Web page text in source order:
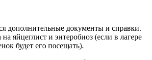
дополнительные документы и справки.
яйцеглист и энтеробиоз (если в лагере
будет его посещать).